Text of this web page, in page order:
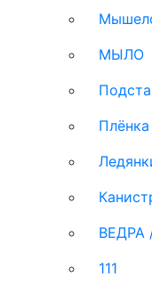
МЫЛО
Плёнка
ВЕДРА
111